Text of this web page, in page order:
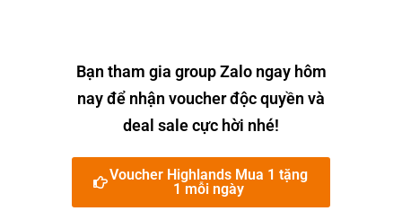
cay cay, ăn hay ra phết
Cách làm ốc móng tay xào bơ tỏi ngon béo
ngậy, thơm lừng không chán
Thịt bò hấp với gì ngon nhất? TOP 20 món thịt
Cách xào lòng ngựa ngon với rau răm, dứa
thơm, dưa chua, lá lốt
Cách làm thịt ngan xào rau má ngon đơn giản
Bạn tham gia group Zalo ngay hôm
nay để nhận voucher độc quyền và
deal sale cực hời nhé!
Voucher Highlands Mua 1 tặng
1 mỗi ngày